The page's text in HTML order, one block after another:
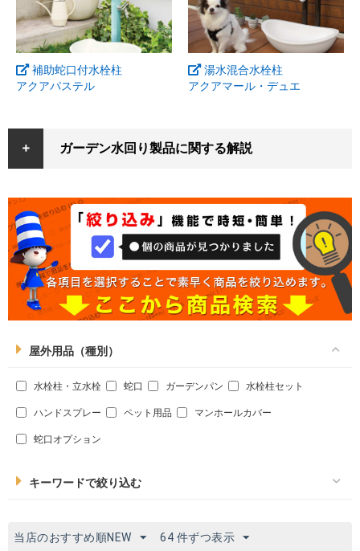
補助蛇口付水栓柱
アクアパステル
湯水混合水栓柱
アクアマール・デュエ
ガーデン水回り製品に関する解説
屋外用品（種別）
水栓柱・立水栓 蛇口 ガーデンパン 水栓柱セット
ハンドスプレー ペット用品 マンホールカバー
蛇口オプション
キーワードで絞り込む
当店のおすすめ順NEW 64 件ずつ表示